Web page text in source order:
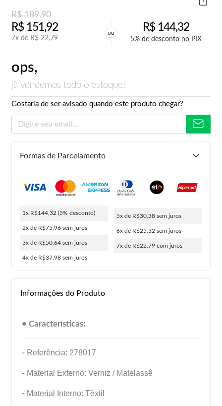
R$189,90
R$151,92
7x de R$ 22,79
ou R$144,32
5% de desconto no PIX
ops,
já vendemos todo o estoque!
Gostaria de ser avisado quando este produto chegar?
Formas de Parcelamento
1x R$144,32 (5% desconto)
2x de R$75,96 sem juros
3x de R$50,64 sem juros
4x de R$37,98 sem juros
5x de R$30,38 sem juros
6x de R$25,32 sem juros
7x de R$22,79 com juros
Informações do Produto
• Características:
- Referência: 278017
- Material Externo: Verniz / Matelassê
- Material Interno: Têxtil